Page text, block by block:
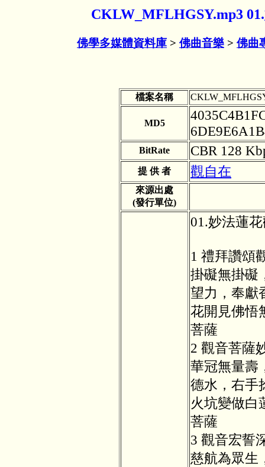
CKLW_MFLHGSY.mp3
佛學多媒體資料庫 > 佛曲音樂 > 佛曲
檔案名稱
MD5
BitRate CBR 128
提 供 者 觀自在
來源出處
(發行單位)
01.妙法蓮
1 禮拜讚頌
掛礙無掛礙
望力，奉獻
花開見佛悟
菩薩
2 觀音菩薩
華冠無量壽
德水，右手
火坑變做白
菩薩
3 觀音宏誓
慈航為眾生